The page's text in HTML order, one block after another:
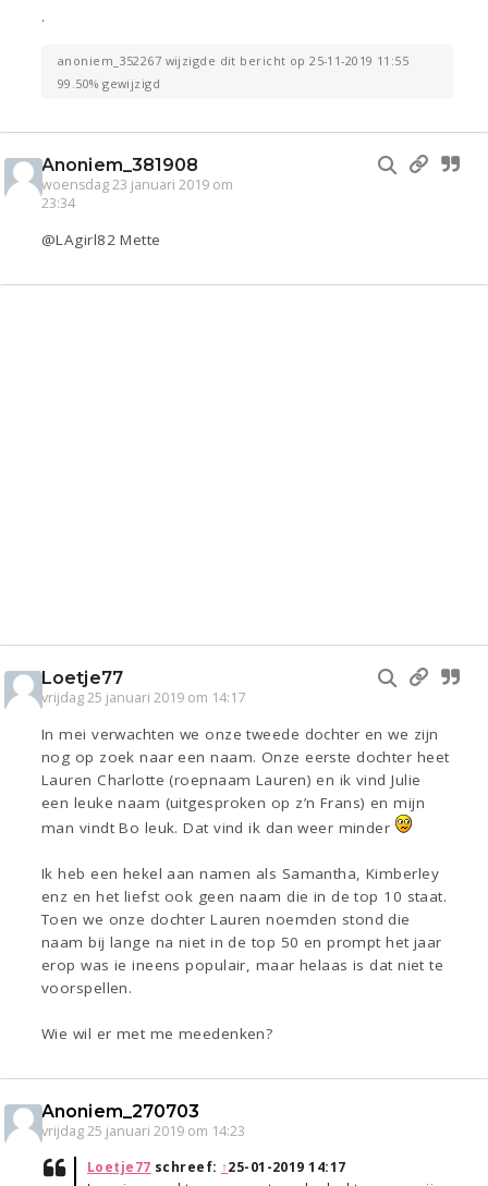
.
anoniem_352267 wijzigde dit bericht op 25-11-2019 11:55
99.50% gewijzigd
Anoniem_381908
woensdag 23 januari 2019 om
23:34
@LAgirl82 Mette
Loetje77
vrijdag 25 januari 2019 om 14:17
In mei verwachten we onze tweede dochter en we zijn
nog op zoek naar een naam. Onze eerste dochter heet
Lauren Charlotte (roepnaam Lauren) en ik vind Julie
een leuke naam (uitgesproken op z’n Frans) en mijn
man vindt Bo leuk. Dat vind ik dan weer minder
Ik heb een hekel aan namen als Samantha, Kimberley
enz en het liefst ook geen naam die in de top 10 staat.
Toen we onze dochter Lauren noemden stond die
naam bij lange na niet in de top 50 en prompt het jaar
erop was ie ineens populair, maar helaas is dat niet te
voorspellen.
Wie wil er met me meedenken?
Anoniem_270703
vrijdag 25 januari 2019 om 14:23
Loetje77 schreef: ↑25-01-2019 14:17